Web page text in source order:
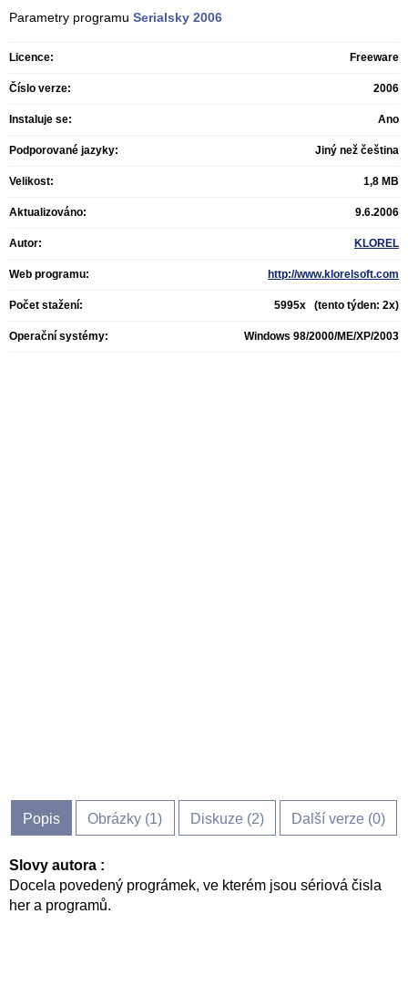
Parametry programu Serialsky 2006
Licence: Freeware
Číslo verze: 2006
Instaluje se: Ano
Podporované jazyky: Jiný než čeština
Velikost: 1,8 MB
Aktualizováno: 9.6.2006
Autor: KLOREL
Web programu: http://www.klorelsoft.com
Počet stažení: 5995x (tento týden: 2x)
Operační systémy: Windows 98/2000/ME/XP/2003
Popis Obrázky (1) Diskuze (2) Další verze (0)
Slovy autora :
Docela povedený prográmek, ve kterém jsou sériová čisla
her a programů.